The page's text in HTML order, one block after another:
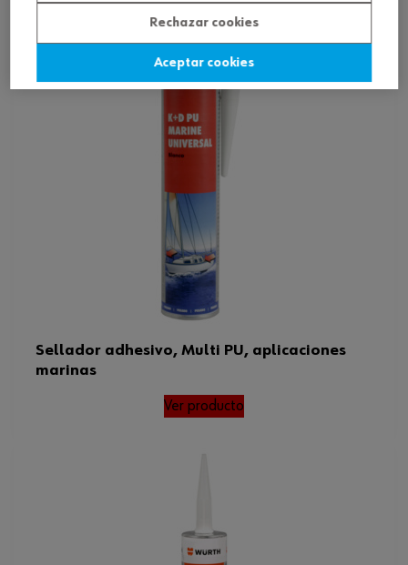
Sellador adhesivo, Multi PU, aplicaciones
marinas
Ver producto
Rechazar cookies
Aceptar cookies